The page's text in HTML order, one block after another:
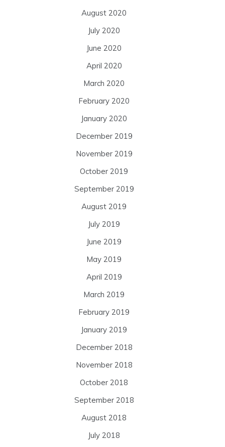
August 2020
July 2020
June 2020
April 2020
March 2020
February 2020
January 2020
December 2019
November 2019
October 2019
September 2019
August 2019
July 2019
June 2019
May 2019
April 2019
March 2019
February 2019
January 2019
December 2018
November 2018
October 2018
September 2018
August 2018
July 2018